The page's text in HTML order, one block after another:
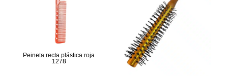
Peineta recta plástica roja
1278